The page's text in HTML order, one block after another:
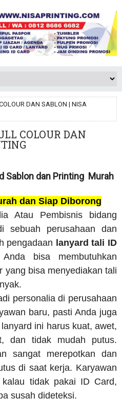
DAN SABLON | NISA
COLOUR DAN
Sablon dan Printing Murah
dan Siap Diborong
Atau Pembisnis bidang
sebuah perusahaan dan
pengadaan lanyard tali ID
bisa membutuhkan
yang bisa menyediakan tali
personalia di perusahaan
baru, pasti Anda juga
ini harus kuat, awet,
dan tidak mudah putus.
sangat merepotkan dan
di saat kerja. Karyawan
tidak pakai ID Card,
susah dideteksi.